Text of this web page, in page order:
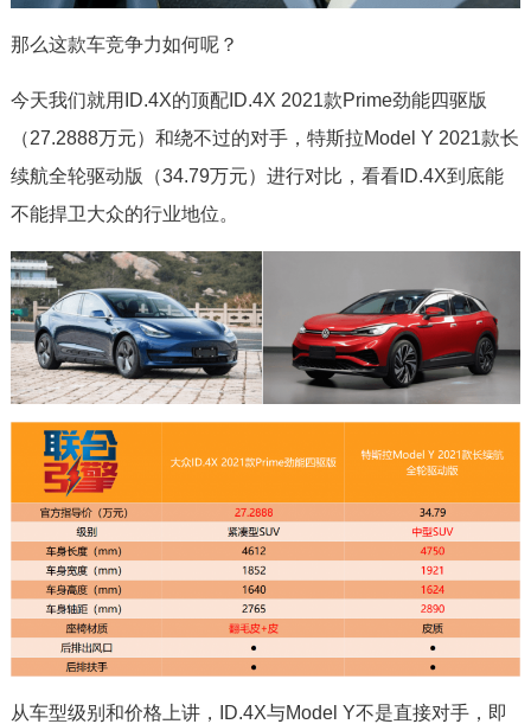
那么这款车竞争力如何呢？
今天我们就用ID.4X的顶配ID.4X 2021款Prime劲能四驱版
（27.2888万元）和绕不过的对手，特斯拉Model Y 2021款长
续航全轮驱动版（34.79万元）进行对比，看看ID.4X到底能
不能捍卫大众的行业地位。
从车型级别和价格上讲，ID.4X与Model Y不是直接对手，即